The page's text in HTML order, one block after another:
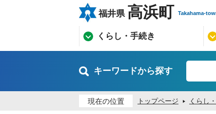
福井県 高浜町 Takahama-
くらし・手続き
キーワードから探す
現在の位置 トップページ くらし